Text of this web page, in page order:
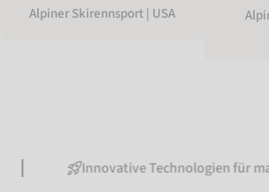
Alpiner Skirennsport | USA
Innovative Technologien für maximale